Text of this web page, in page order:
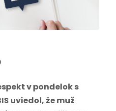
v pondelok s
uviedol, že muž